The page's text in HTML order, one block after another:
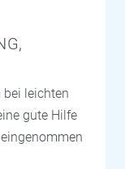
leichten
gute Hilfe